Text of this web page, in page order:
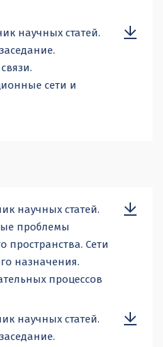
научных статей.
сети и
научных статей.
проблемы
Сети
назначения.
процессов
научных статей.